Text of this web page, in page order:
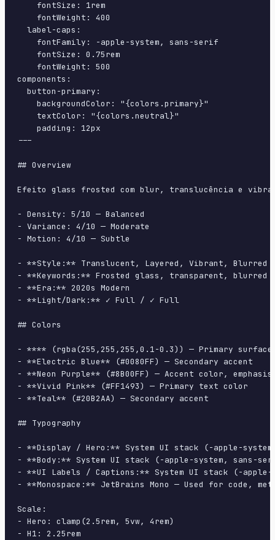
    fontSize: 1rem
    fontWeight: 400
  label-caps:
    fontFamily: -apple-system, sans-serif
    fontSize: 0.75rem
    fontWeight: 500
components:
  button-primary:
    backgroundColor: "{colors.primary}"
    textColor: "{colors.neutral}"
    padding: 12px
---
## Overview
Efeito glass frosted com blur, translucência e
- Density: 5/10 — Balanced
- Variance: 4/10 — Moderate
- Motion: 4/10 — Subtle
- **Style:** Translucent, Layered, Vibrant, Blurred
- **Keywords:** Frosted glass, transparent,
- **Era:** 2020s Modern
- **Light/Dark:** ✓ Full / ✓ Full
## Colors
- **** (rgba(255,255,255,0.1-0.3)) — Primary
- **Electric Blue** (#0080FF) — Secondary accent
- **Neon Purple** (#8B00FF) — Accent color, emphasis
- **Vivid Pink** (#FF1493) — Primary text color
- **Teal** (#20B2AA) — Secondary accent
## Typography
- **Display / Hero:** System UI stack (-apple-
- **Body:** System UI stack (-apple-system, sans-
- **UI Labels / Captions:** System UI stack (-
- **Monospace:** JetBrains Mono — Used for code,
Scale:
- Hero: clamp(2.5rem, 5vw, 4rem)
- H1: 2.25rem